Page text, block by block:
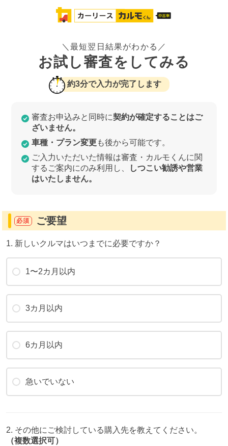
＼最短翌日結果がわかる／
お試し審査をしてみる
約3分で入力が完了します
審査お申込みと同時に契約が確定することはご
ざいません。
車種・プラン変更も後から可能です。
ご入力いただいた情報は審査・カルモくんに関
するご案内にのみ利用し、
しつこい勧誘や営業
はいたしません。
必須 ご要望
1. 新しいクルマはいつまでに必要ですか？
1〜2カ月以内
3カ月以内
6カ月以内
急いでいない
2. その他にご検討している購入先を教えてください。
（複数選択可）